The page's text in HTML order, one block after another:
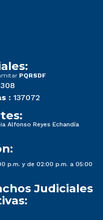
PQRSDF
: 137072
Alfonso Reyes Echandía
p.m. y de 02:00 p.m. a 05:00
Judiciales